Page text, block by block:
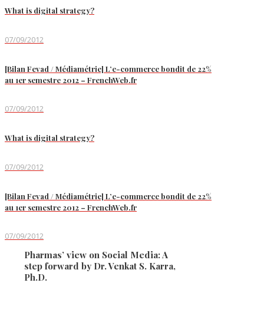
What is digital strategy?
07/09/2012
[Bilan Fevad / Médiamétrie] L’e-commerce bondit de 22%
au 1er semestre 2012 – FrenchWeb.fr
07/09/2012
What is digital strategy?
07/09/2012
[Bilan Fevad / Médiamétrie] L’e-commerce bondit de 22%
au 1er semestre 2012 – FrenchWeb.fr
07/09/2012
Pharmas’ view on Social Media: A
step forward by Dr. Venkat S. Karra,
Ph.D.